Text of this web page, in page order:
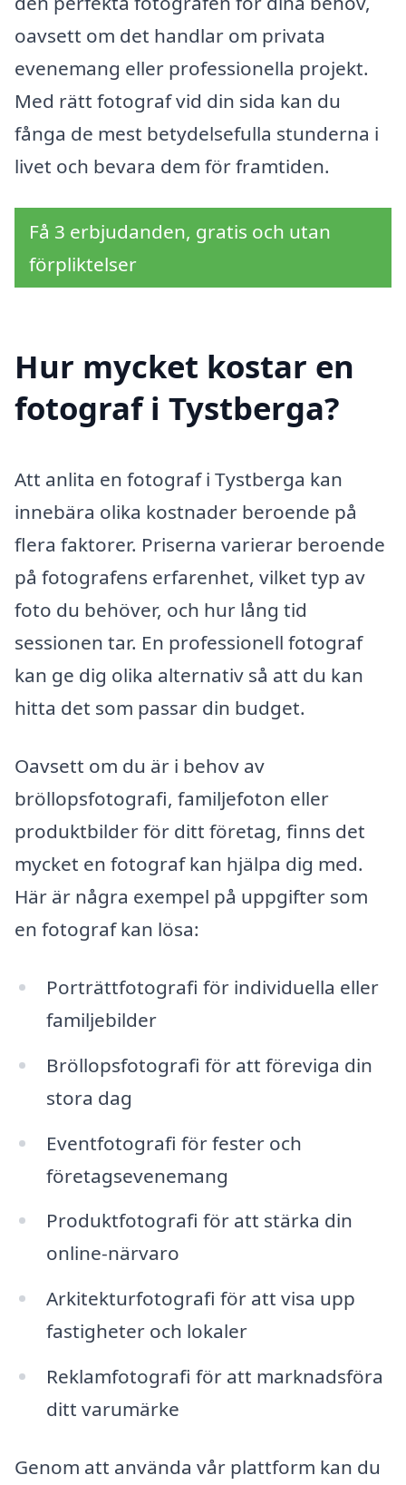
oavsett om det handlar om privata
evenemang eller professionella projekt.
Med rätt fotograf vid din sida kan du
fånga de mest betydelsefulla stunderna i
livet och bevara dem för framtiden.
Få 3 erbjudanden, gratis och utan
förpliktelser
Hur mycket kostar en
fotograf i Tystberga?
Att anlita en fotograf i Tystberga kan
innebära olika kostnader beroende på
flera faktorer. Priserna varierar beroende
på fotografens erfarenhet, vilket typ av
foto du behöver, och hur lång tid
sessionen tar. En professionell fotograf
kan ge dig olika alternativ så att du kan
hitta det som passar din budget.
Oavsett om du är i behov av
bröllopsfotografi, familjefoton eller
produktbilder för ditt företag, finns det
mycket en fotograf kan hjälpa dig med.
Här är några exempel på uppgifter som
en fotograf kan lösa:
Porträttfotografi för individuella eller
familjebilder
Bröllopsfotografi för att föreviga din
stora dag
Eventfotografi för fester och
företagsevenemang
Produktfotografi för att stärka din
online-närvaro
Arkitekturfotografi för att visa upp
fastigheter och lokaler
Reklamfotografi för att marknadsföra
ditt varumärke
Genom att använda vår plattform kan du